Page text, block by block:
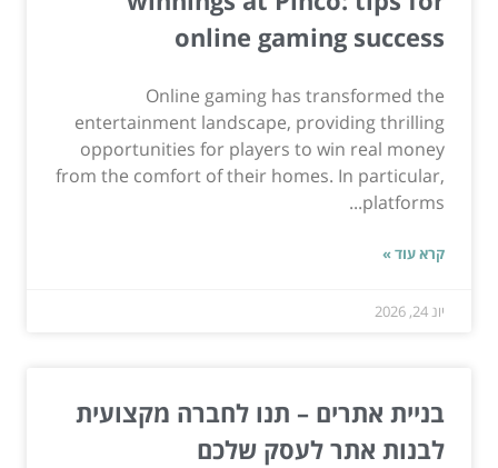
online gaming success
Online gaming has transformed the
entertainment landscape, providing thrilling
opportunities for players to win real money
from the comfort of their homes. In particular,
platforms...
קרא עוד »
יונ 24, 2026
בניית אתרים – תנו לחברה מקצועית
לבנות אתר לעסק שלכם